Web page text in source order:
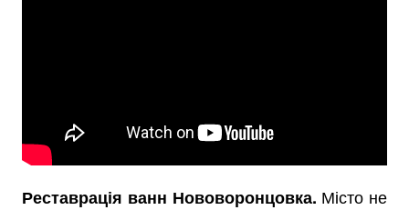
Реставрація ванн Нововоронцовка. Місто не